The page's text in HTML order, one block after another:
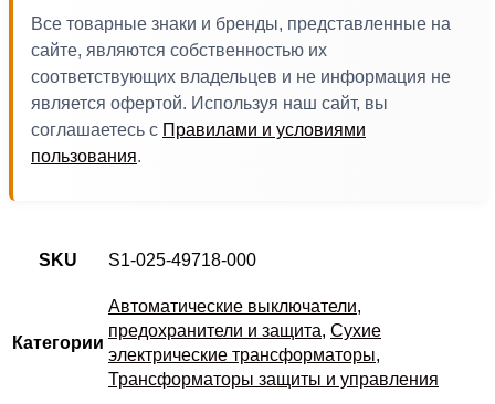
Все товарные знаки и бренды, представленные на
сайте, являются собственностью их
соответствующих владельцев и не информация не
является офертой. Используя наш сайт, вы
соглашаетесь с Правилами и условиями
пользования.
SKU S1-025-49718-000
Категории
Автоматические выключатели,
предохранители и защита, Сухие
электрические трансформаторы,
Трансформаторы защиты и управления